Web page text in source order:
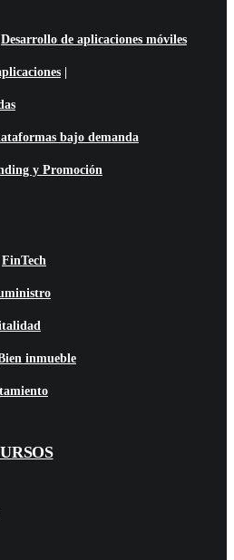
Desarrollo de aplicaciones móviles
|
bajo demanda
y Promoción
FinTech
inmueble